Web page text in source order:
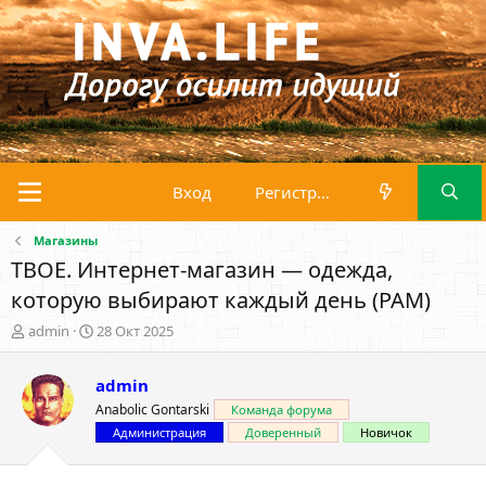
Вход Регистрация
Магазины
ТВОЕ. Интернет-магазин — одежда,
которую выбирают каждый день (PAM)
А
в
о
р
т
м
admin
Д
а
а
н
а
ч
а
28 Окт 2025
admin
Anabolic Gontarski
Команда форума
Администрация
Доверенный Новичок